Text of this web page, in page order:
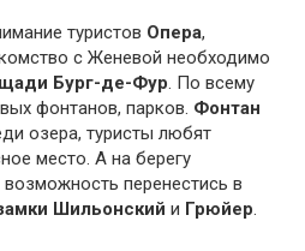
туристов Опера,
с Женевой необходимо
Бург-де-Фур. По всему
фонтанов, парков. Фонтан
озера, туристы любят
место. А на берегу
возможность перенестись в
Шильонский и Грюйер.